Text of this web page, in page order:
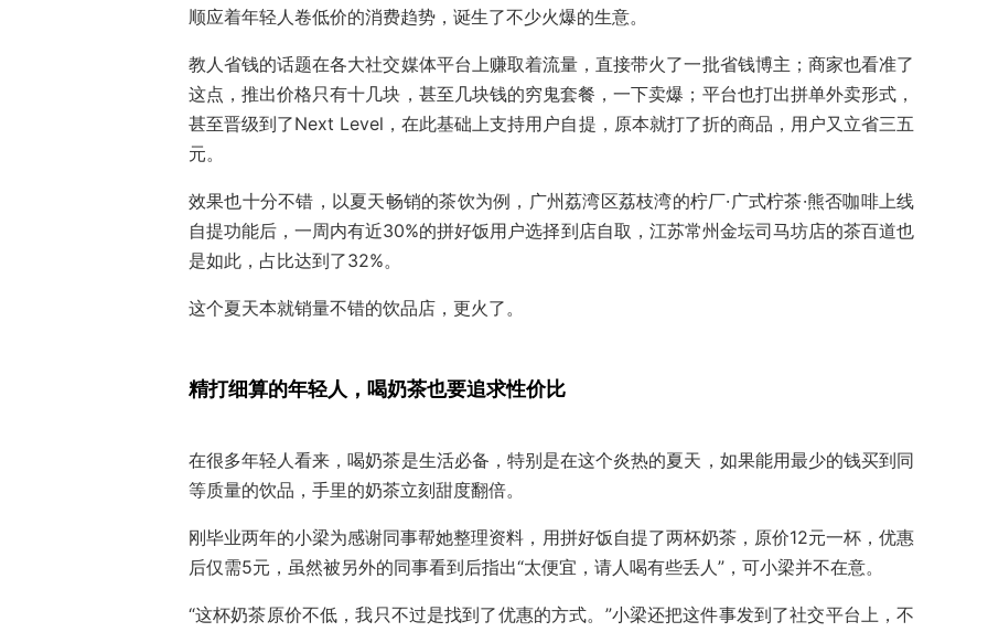
顺应着年轻人卷低价的消费趋势，诞生了不少火爆的生意。
教人省钱的话题在各大社交媒体平台上赚取着流量，直接带火了一批省钱博主；商家也看准了
这点，推出价格只有十几块，甚至几块钱的穷鬼套餐，一下卖爆；平台也打出拼单外卖形式，
甚至晋级到了Next Level，在此基础上支持用户自提，原本就打了折的商品，用户又立省三五
元。
效果也十分不错，以夏天畅销的茶饮为例，广州荔湾区荔枝湾的柠厂·广式柠茶·熊否咖啡上线
自提功能后，一周内有近30%的拼好饭用户选择到店自取，江苏常州金坛司马坊店的茶百道也
是如此，占比达到了32%。
这个夏天本就销量不错的饮品店，更火了。
精打细算的年轻人， 喝奶茶也要追求性价比
在很多年轻人看来，喝奶茶是生活必备，特别是在这个炎热的夏天，如果能用最少的钱买到同
等质量的饮品，手里的奶茶立刻甜度翻倍。
刚毕业两年的小梁为感谢同事帮她整理资料，用拼好饭自提了两杯奶茶，原价12元一杯，优惠
后仅需5元，虽然被另外的同事看到后指出“太便宜，请人喝有些丢人”，可小梁并不在意。
“这杯奶茶原价不低，我只不过是找到了优惠的方式。”小梁还把这件事发到了社交平台上，不